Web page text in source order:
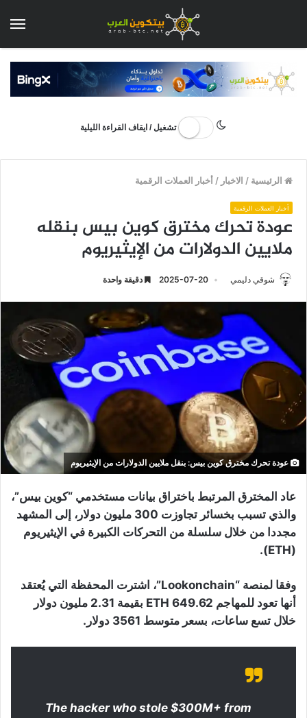
تشغيل / ايقاف القراءة الليلية
الرئيسية / الاخبار /أخبار العملات الرقمية
أخبار العملات الرقمية
عودة تحرك مخترق كوين بيس بنقله
ملايين الدولارات من الإيثيريوم
شوقي دليمي 2025-07-20 دقيقة واحدة
عودة تحرك مخترق كوين بيس: بنقل ملايين الدولارات من الإيثيريوم
عاد المخترق المرتبط باختراق بيانات مستخدمي “كوين بيس”،
والذي تسبب بخسائر تجاوزت 300 مليون دولار، إلى المشهد
مجددا من خلال سلسلة من التحركات الكبيرة في الإيثيريوم
(ETH).
وفقا لمنصة “Lookonchain”، اشترت المحفظة التي يُعتقد
أنها تعود للمهاجم 649.62 ETH بقيمة 2.31 مليون دولار
خلال تسع ساعات، بسعر متوسط 3561 دولار.
The hacker who stole $300M+ from